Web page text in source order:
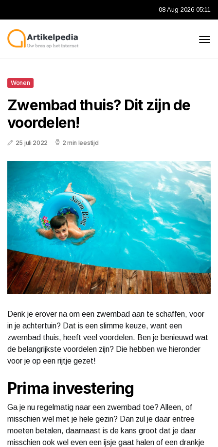
08 Aug 2026 05:11
Wonen
Zwembad thuis? Dit zijn de
voordelen!
25 juli 2022 2 min leestijd
Denk je erover na om een zwembad aan te schaffen, voor
in je achtertuin? Dat is een slimme keuze, want een
zwembad thuis, heeft veel voordelen. Ben je benieuwd wat
de belangrijkste voordelen zijn? Die hebben we hieronder
voor je op een rijtje gezet!
Prima investering
Ga je nu regelmatig naar een zwembad toe? Alleen, of
misschien wel met je hele gezin? Dan zul je daar entree
moeten betalen, daarnaast is de kans groot dat je daar
misschien ook wel even een ijsje gaat halen of een drankje